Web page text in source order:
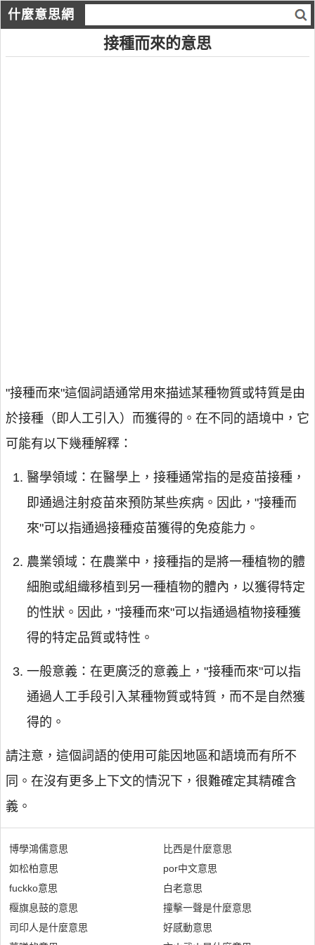
什麼意思網
接種而來的意思
"接種而來"這個詞語通常用來描述某種物質或特質是由
於接種（即人工引入）而獲得的。在不同的語境中，它
可能有以下幾種解釋：
醫學領域：在醫學上，接種通常指的是疫苗接種，
即通過注射疫苗來預防某些疾病。因此，"接種而
來"可以指通過接種疫苗獲得的免疫能力。
農業領域：在農業中，接種指的是將一種植物的體
細胞或組織移植到另一種植物的體內，以獲得特定
的性狀。因此，"接種而來"可以指通過植物接種獲
得的特定品質或特性。
一般意義：在更廣泛的意義上，"接種而來"可以指
通過人工手段引入某種物質或特質，而不是自然獲
得的。
請注意，這個詞語的使用可能因地區和語境而有所不
同。在沒有更多上下文的情況下，很難確定其精確含
義。
博學鴻儒意思
如松柏意思
fuckko意思
椻旗息鼓的意思
司印人是什麼意思
比西是什麼意思
por中文意思
白老意思
撞擊一聲是什麼意思
好感動意思